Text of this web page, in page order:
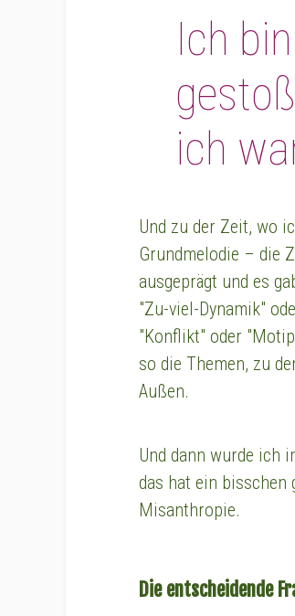
Ich
ich
Und zu der Zeit, wo
Grundmelodie – die
ausgeprägt und es
"Zu-viel-Dynamik"
"Konflikt" oder
so die Themen, zu
Außen.
Und dann wurde ich
das hat ein bisschen
Misanthropie.
Die entscheidende